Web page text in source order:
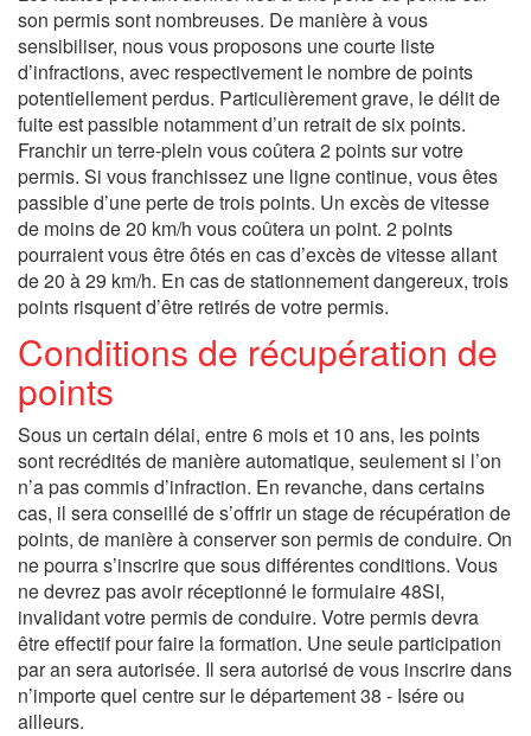
son permis sont nombreuses. De manière à vous
sensibiliser, nous vous proposons une courte liste
d’infractions, avec respectivement le nombre de points
potentiellement perdus. Particulièrement grave, le délit de
fuite est passible notamment d’un retrait de six points.
Franchir un terre-plein vous coûtera 2 points sur votre
permis. Si vous franchissez une ligne continue, vous êtes
passible d’une perte de trois points. Un excès de vitesse
de moins de 20 km/h vous coûtera un point. 2 points
pourraient vous être ôtés en cas d’excès de vitesse allant
de 20 à 29 km/h. En cas de stationnement dangereux, trois
points risquent d’être retirés de votre permis.
Conditions de récupération de
points
Sous un certain délai, entre 6 mois et 10 ans, les points
sont recrédités de manière automatique, seulement si l’on
n’a pas commis d’infraction. En revanche, dans certains
cas, il sera conseillé de s’offrir un stage de récupération de
points, de manière à conserver son permis de conduire. On
ne pourra s’inscrire que sous différentes conditions. Vous
ne devrez pas avoir réceptionné le formulaire 48SI,
invalidant votre permis de conduire. Votre permis devra
être effectif pour faire la formation. Une seule participation
par an sera autorisée. Il sera autorisé de vous inscrire dans
n’importe quel centre sur le département 38 - Isére ou
ailleurs.